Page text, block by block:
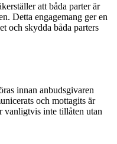
att båda parter är
Detta engagemang ger en
och skydda båda parters
innan anbudsgivaren
och mottagits är
vanligtvis inte tillåten utan